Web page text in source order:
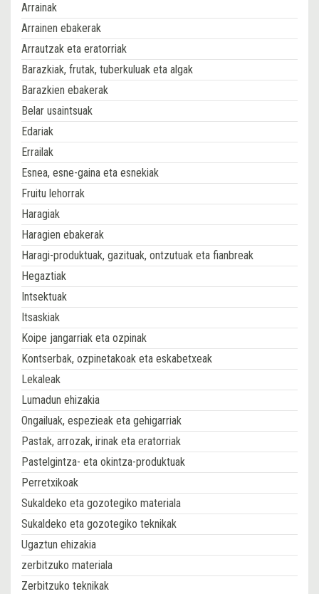
Arrainak
Arrainen ebakerak
Arrautzak eta eratorriak
Barazkiak, frutak, tuberkuluak eta algak
Barazkien ebakerak
Belar usaintsuak
Edariak
Errailak
Esnea, esne-gaina eta esnekiak
Fruitu lehorrak
Haragiak
Haragien ebakerak
Haragi-produktuak, gazituak, ontzutuak eta fianbreak
Hegaztiak
Intsektuak
Itsaskiak
Koipe jangarriak eta ozpinak
Kontserbak, ozpinetakoak eta eskabetxeak
Lekaleak
Lumadun ehizakia
Ongailuak, espezieak eta gehigarriak
Pastak, arrozak, irinak eta eratorriak
Pastelgintza- eta okintza-produktuak
Perretxikoak
Sukaldeko eta gozotegiko materiala
Sukaldeko eta gozotegiko teknikak
Ugaztun ehizakia
zerbitzuko materiala
Zerbitzuko teknikak